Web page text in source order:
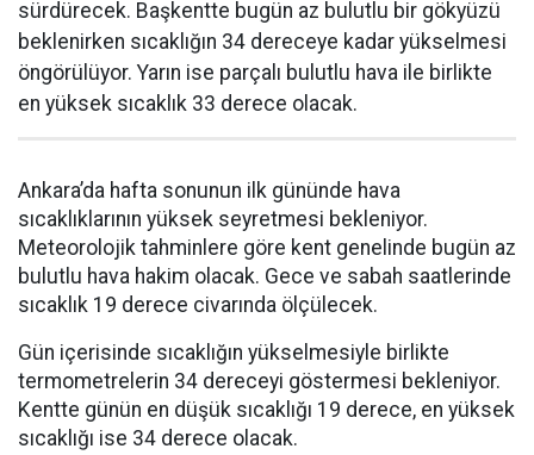
sürdürecek. Başkentte bugün az bulutlu bir gökyüzü
beklenirken sıcaklığın 34 dereceye kadar yükselmesi
öngörülüyor. Yarın ise parçalı bulutlu hava ile birlikte
en yüksek sıcaklık 33 derece olacak.
Ankara’da hafta sonunun ilk gününde hava
sıcaklıklarının yüksek seyretmesi bekleniyor.
Meteorolojik tahminlere göre kent genelinde bugün az
bulutlu hava hakim olacak. Gece ve sabah saatlerinde
sıcaklık 19 derece civarında ölçülecek.
Gün içerisinde sıcaklığın yükselmesiyle birlikte
termometrelerin 34 dereceyi göstermesi bekleniyor.
Kentte günün en düşük sıcaklığı 19 derece, en yüksek
sıcaklığı ise 34 derece olacak.